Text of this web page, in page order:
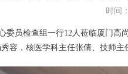
时间
委员检查组一行12人莅临厦门
容，核医学科主任张倩、技师主